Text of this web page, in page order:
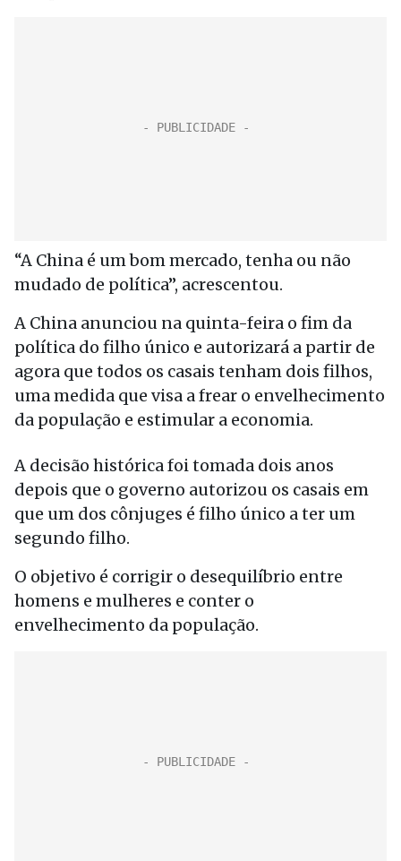
“A China é um bom mercado, tenha ou não
mudado de política”, acrescentou.
A China anunciou na quinta-feira o fim da
política do filho único e autorizará a partir de
agora que todos os casais tenham dois filhos,
uma medida que visa a frear o envelhecimento
da população e estimular a economia.
A decisão histórica foi tomada dois anos
depois que o governo autorizou os casais em
que um dos cônjuges é filho único a ter um
segundo filho.
O objetivo é corrigir o desequilíbrio entre
homens e mulheres e conter o
envelhecimento da população.